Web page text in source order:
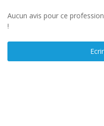
Aucun avis pour ce
!